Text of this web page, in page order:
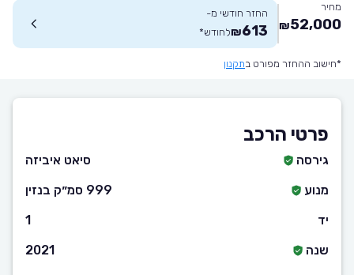
מחיר
52,000
₪
החזר חודשי מ-
613
₪לחודש*
*חישוב ההחזר מפורט בתקנון
פרטי הרכב
גירסה
סיאט איביזה
מנוע
999 סמ״ק בנזין
יד
1
שנה
2021